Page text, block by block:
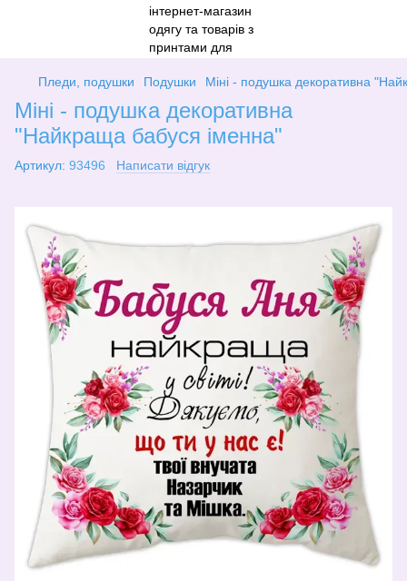
Пледи, подушки Подушки Міні - подушка декоративна
Міні - подушка декоративна
"Найкраща бабуся іменна"
Артикул: 93496 Написати відгук